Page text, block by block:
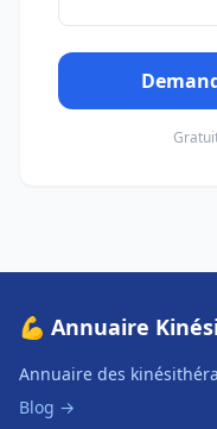
💪 Annuaire
Annuaire des
Blog →